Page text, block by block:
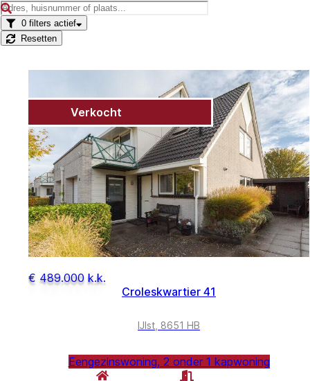
0 filters actief
Resetten
€ 489.000 k.k.
Verkocht
Croleskwartier 41
IJlst, 8651 HB
Eengezinswoning, 2 onder 1 kapwoning